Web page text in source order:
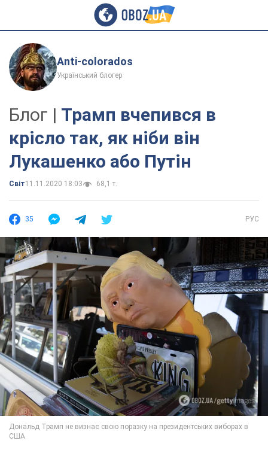
Anti-colorados
Український блогер
Блог | Трамп вчепився в
крісло так, як ніби він
Лукашенко або Путін
Світ11.11.2020 18:03 68,1 т.
35 РУС